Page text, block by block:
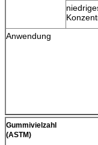
Anwendung
Gummivielzahl
(ASTM)